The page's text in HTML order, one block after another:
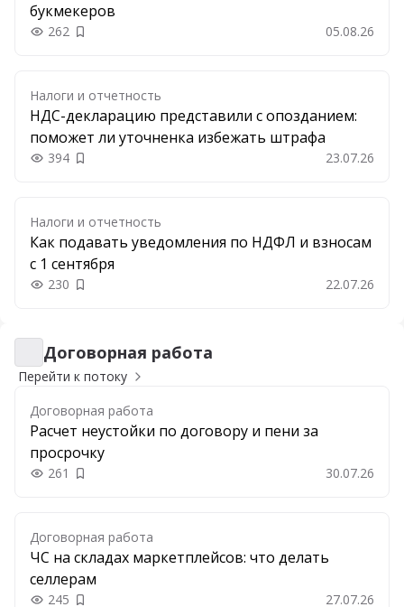
букмекеров
262 Добавить в закладки 05.08.26
Налоги и отчетность
НДС-декларацию представили с опозданием:
поможет ли уточненка избежать штрафа
394 Добавить в закладки 23.07.26
Налоги и отчетность
Как подавать уведомления по НДФЛ и взносам
с 1 сентября
230 Добавить в закладки 22.07.26
Договорная работа
Договорная работа
Перейти к потоку
Договорная работа
Расчет неустойки по договору и пени за
просрочку
261 Добавить в закладки 30.07.26
Договорная работа
ЧС на складах маркетплейсов: что делать
селлерам
245 27.07.26